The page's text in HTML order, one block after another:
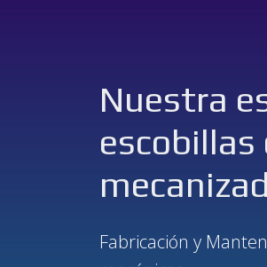
Nuestra
escobillas
Fabricación y